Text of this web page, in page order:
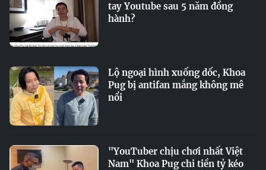
tay Youtube sau 5 năm đồng
hành?
Lộ ngoại hình xuống dốc, Khoa
Pug bị antifan mắng không mê
nổi
"YouTuber chịu chơi nhất Việt
Nam" Khoa Pug chi tiền tỷ kéo